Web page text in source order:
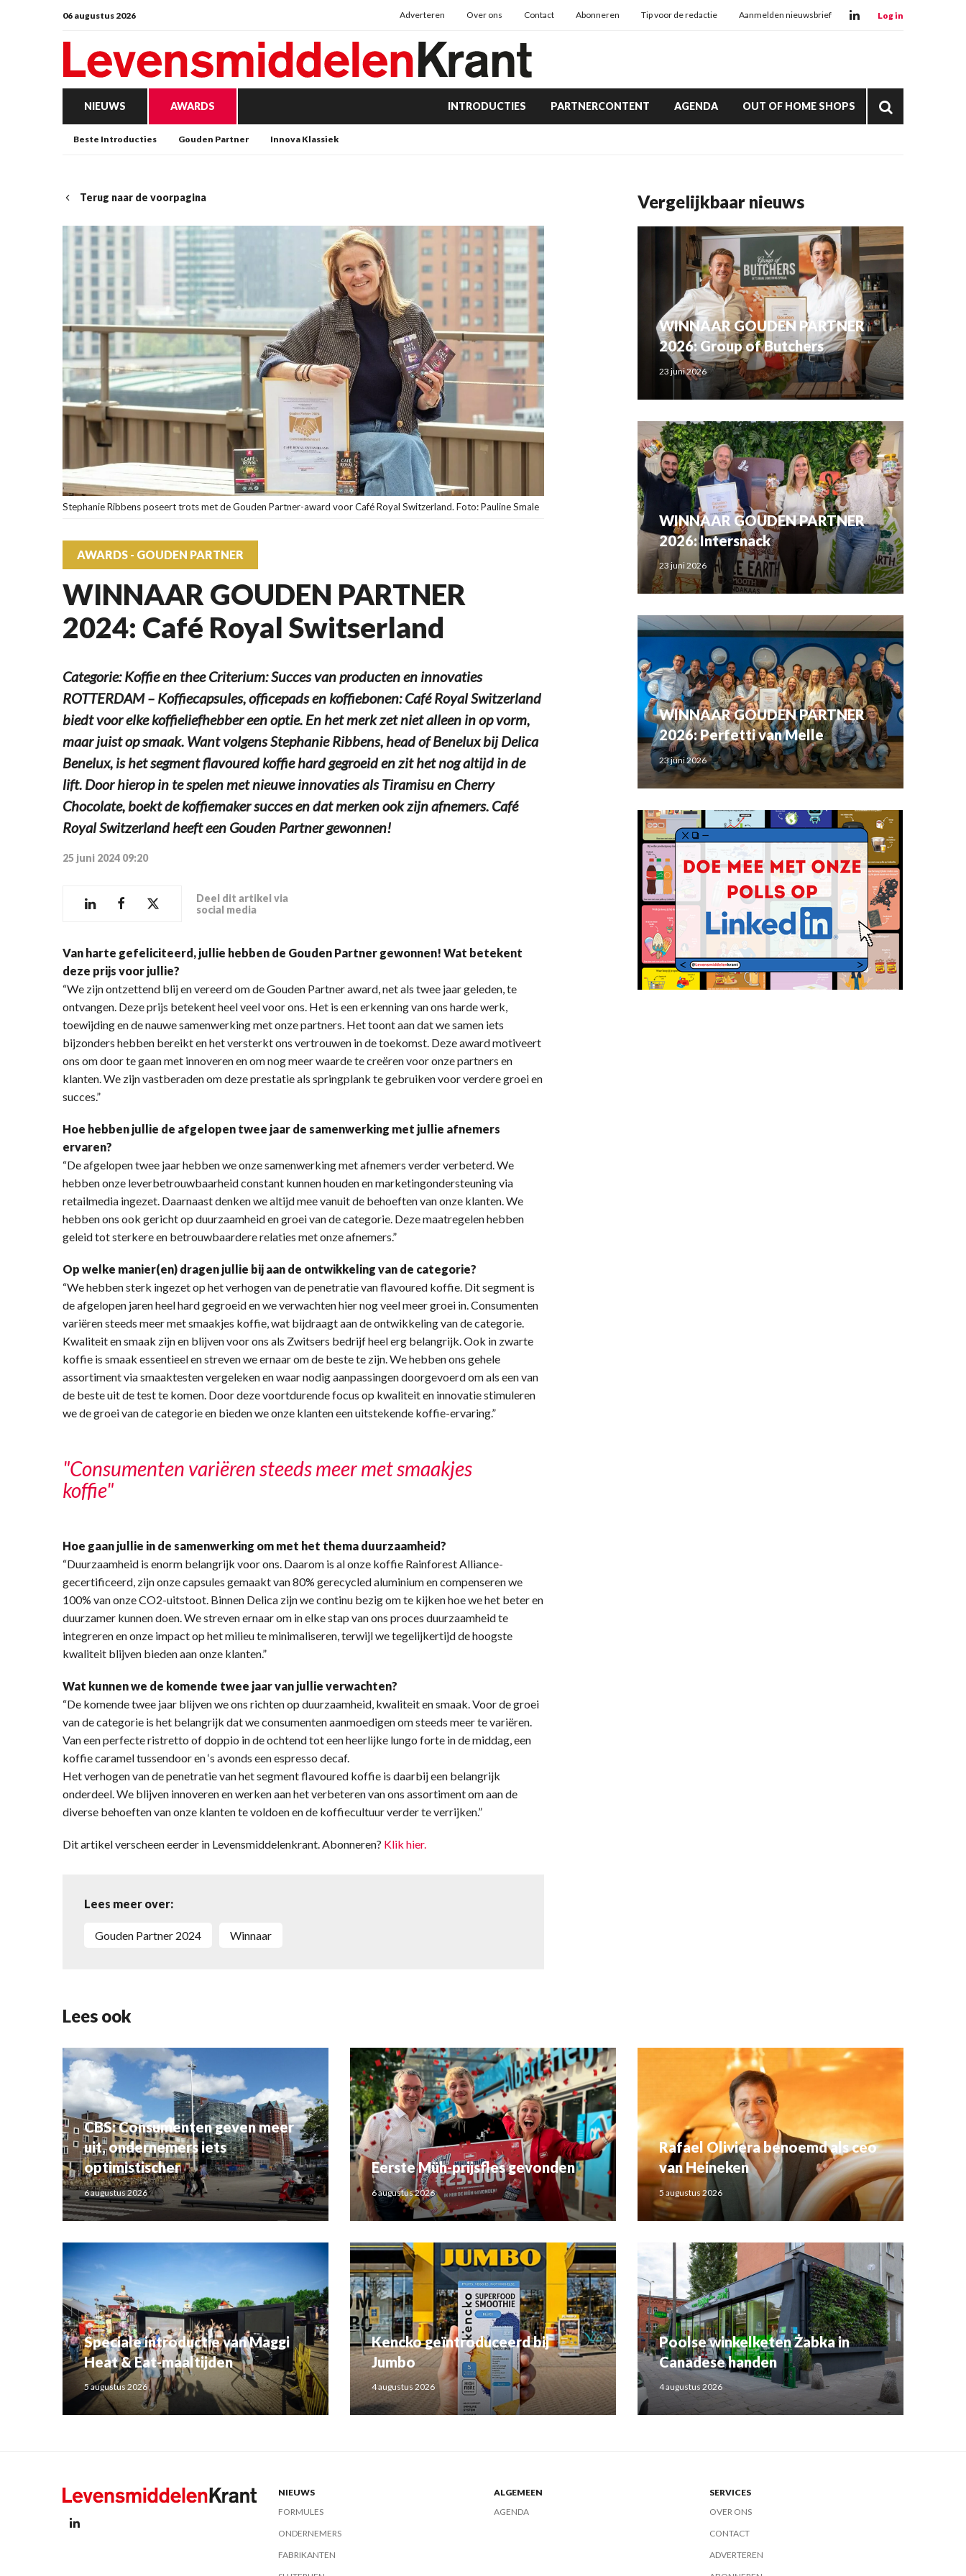
06 augustus 2026 Adverteren Over ons Contact Abonneren Tip voor de redactie Aanmelden nieuwsbrief Log in
NIEUWS AWARDS INTRODUCTIES PARTNERCONTENT AGENDA OUT OF HOME SHOPS
Beste Introducties Gouden Partner Innova Klassiek
Terug naar de voorpagina
Stephanie Ribbens poseert trots met de Gouden Partner-award voor Café Royal Switzerland. Foto: Pauline Smale
AWARDS - GOUDEN PARTNER
WINNAAR GOUDEN PARTNER
2024: Café Royal Switserland
Categorie: Koffie en thee Criterium: Succes van producten en innovaties
ROTTERDAM – Koffiecapsules, officepads en koffiebonen: Café Royal Switzerland
biedt voor elke koffieliefhebber een optie. En het merk zet niet alleen in op vorm,
maar juist op smaak. Want volgens Stephanie Ribbens, head of Benelux bij Delica
Benelux, is het segment flavoured koffie hard gegroeid en zit het nog altijd in de
lift. Door hierop in te spelen met nieuwe innovaties als Tiramisu en Cherry
Chocolate, boekt de koffiemaker succes en dat merken ook zijn afnemers. Café
Royal Switzerland heeft een Gouden Partner gewonnen!
25 juni 2024 09:20
Deel dit artikel via
social media
Van harte gefeliciteerd, jullie hebben de Gouden Partner gewonnen! Wat betekent
deze prijs voor jullie?
“We zijn ontzettend blij en vereerd om de Gouden Partner award, net als twee jaar geleden, te
ontvangen. Deze prijs betekent heel veel voor ons. Het is een erkenning van ons harde werk,
toewijding en de nauwe samenwerking met onze partners. Het toont aan dat we samen iets
bijzonders hebben bereikt en het versterkt ons vertrouwen in de toekomst. Deze award motiveert
ons om door te gaan met innoveren en om nog meer waarde te creëren voor onze partners en
klanten. We zijn vastberaden om deze prestatie als springplank te gebruiken voor verdere groei en
succes.”
Hoe hebben jullie de afgelopen twee jaar de samenwerking met jullie afnemers
ervaren?
“De afgelopen twee jaar hebben we onze samenwerking met afnemers verder verbeterd. We
hebben onze leverbetrouwbaarheid constant kunnen houden en marketingondersteuning via
retailmedia ingezet. Daarnaast denken we altijd mee vanuit de behoeften van onze klanten. We
hebben ons ook gericht op duurzaamheid en groei van de categorie. Deze maatregelen hebben
geleid tot sterkere en betrouwbaardere relaties met onze afnemers.”
Op welke manier(en) dragen jullie bij aan de ontwikkeling van de categorie?
“We hebben sterk ingezet op het verhogen van de penetratie van flavoured koffie. Dit segment is
de afgelopen jaren heel hard gegroeid en we verwachten hier nog veel meer groei in. Consumenten
variëren steeds meer met smaakjes koffie, wat bijdraagt aan de ontwikkeling van de categorie.
Kwaliteit en smaak zijn en blijven voor ons als Zwitsers bedrijf heel erg belangrijk. Ook in zwarte
koffie is smaak essentieel en streven we ernaar om de beste te zijn. We hebben ons gehele
assortiment via smaaktesten vergeleken en waar nodig aanpassingen doorgevoerd om als een van
de beste uit de test te komen. Door deze voortdurende focus op kwaliteit en innovatie stimuleren
we de groei van de categorie en bieden we onze klanten een uitstekende koffie-ervaring.”
"Consumenten variëren steeds meer met smaakjes
koffie"
Hoe gaan jullie in de samenwerking om met het thema duurzaamheid?
“Duurzaamheid is enorm belangrijk voor ons. Daarom is al onze koffie Rainforest Alliance-
gecertificeerd, zijn onze capsules gemaakt van 80% gerecycled aluminium en compenseren we
100% van onze CO2-uitstoot. Binnen Delica zijn we continu bezig om te kijken hoe we het beter en
duurzamer kunnen doen. We streven ernaar om in elke stap van ons proces duurzaamheid te
integreren en onze impact op het milieu te minimaliseren, terwijl we tegelijkertijd de hoogste
kwaliteit blijven bieden aan onze klanten.”
Wat kunnen we de komende twee jaar van jullie verwachten?
“De komende twee jaar blijven we ons richten op duurzaamheid, kwaliteit en smaak. Voor de groei
van de categorie is het belangrijk dat we consumenten aanmoedigen om steeds meer te variëren.
Van een perfecte ristretto of doppio in de ochtend tot een heerlijke lungo forte in de middag, een
koffie caramel tussendoor en ‘s avonds een espresso decaf.
Het verhogen van de penetratie van het segment flavoured koffie is daarbij een belangrijk
onderdeel. We blijven innoveren en werken aan het verbeteren van ons assortiment om aan de
diverse behoeften van onze klanten te voldoen en de koffiecultuur verder te verrijken.”
Dit artikel verscheen eerder in Levensmiddelenkrant. Abonneren? Klik hier.
Lees meer over:
Gouden Partner 2024 winnaar
Vergelijkbaar nieuws
WINNAAR GOUDEN PARTNER
2026: Group of Butchers
23 juni 2026
WINNAAR GOUDEN PARTNER
2026: Intersnack
23 juni 2026
WINNAAR GOUDEN PARTNER
2026: Perfetti van Melle
23 juni 2026
Lees ook
CBS: Consumenten geven meer
uit, ondernemers iets
optimistischer
6 augustus 2026
Eerste Müh-prijsfles gevonden
6 augustus 2026
Rafael Oliviera benoemd als ceo
van Heineken
5 augustus 2026
Speciale introductie van Maggi
Heat & Eat-maaltijden
5 augustus 2026
Kencko geïntroduceerd bij
Jumbo
4 augustus 2026
Poolse winkelketen Żabka in
Canadese handen
4 augustus 2026
NIEUWS
FORMULES
ONDERNEMERS
FABRIKANTEN
ALGEMEEN
AGENDA
SERVICES
OVER ONS
CONTACT
ADVERTEREN